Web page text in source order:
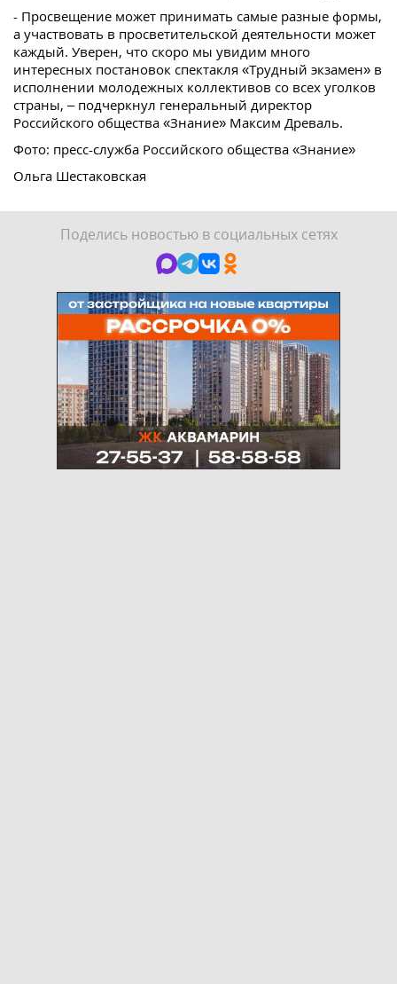
- Просвещение может принимать самые разные формы,
а участвовать в просветительской деятельности может
каждый. Уверен, что скоро мы увидим много
интересных постановок спектакля «Трудный экзамен» в
исполнении молодежных коллективов со всех уголков
страны, – подчеркнул генеральный директор
Российского общества «Знание» Максим Древаль.
Фото: пресс-служба Российского общества «Знание»
Ольга Шестаковская
Поделись новостью в социальных сетях